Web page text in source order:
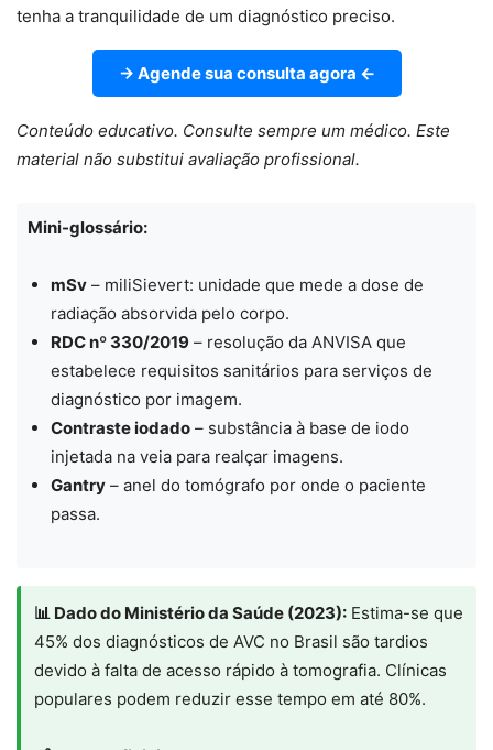
tenha a tranquilidade de um diagnóstico preciso.
→ Agende sua consulta agora ←
Conteúdo educativo. Consulte sempre um médico. Este
material não substitui avaliação profissional.
Mini-glossário:
mSv – miliSievert: unidade que mede a dose de
radiação absorvida pelo corpo.
RDC nº 330/2019 – resolução da ANVISA que
estabelece requisitos sanitários para serviços de
diagnóstico por imagem.
Contraste iodado – substância à base de iodo
injetada na veia para realçar imagens.
Gantry – anel do tomógrafo por onde o paciente
passa.
📊 Dado do Ministério da Saúde (2023): Estima-se que
45% dos diagnósticos de AVC no Brasil são tardios
devido à falta de acesso rápido à tomografia. Clínicas
populares podem reduzir esse tempo em até 80%.